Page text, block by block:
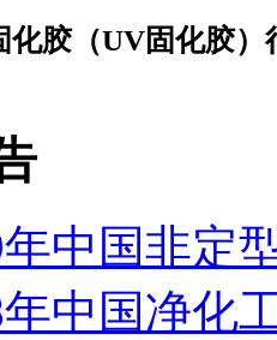
化胶（UV固化胶）
年中国非定
年中国净化